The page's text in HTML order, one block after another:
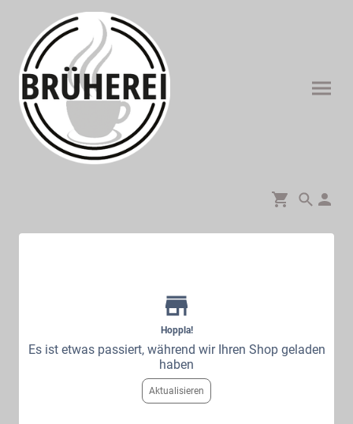
Hoppla!
Es ist etwas passiert, während wir Ihren Shop geladen
haben
Aktualisieren